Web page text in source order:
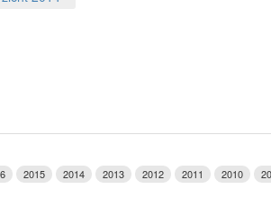
2015 2014 2013 2012 2011 2010